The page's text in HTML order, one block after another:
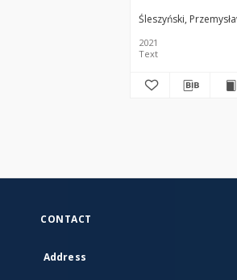
20 September,
Śleszyński,
2021
Text
CONTACT
Address